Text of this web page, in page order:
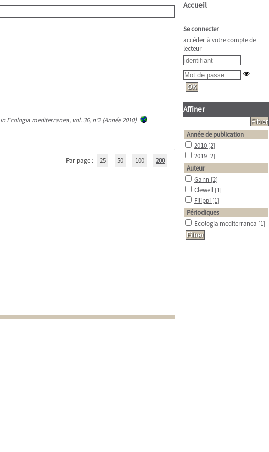
in Ecologia mediterranea, vol. 36, n°2 (Année 2010)
Par page : 25 50 100 200
Accueil
Se connecter
accéder à votre compte de
lecteur
Affiner
Année de publication
2010 [2]
2019 [2]
Auteur
Gann [2]
Clewell [1]
Filippi [1]
Périodiques
Ecologia mediterranea [1]